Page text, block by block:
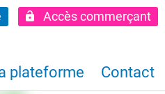
Accès commerçant
plateforme Contact